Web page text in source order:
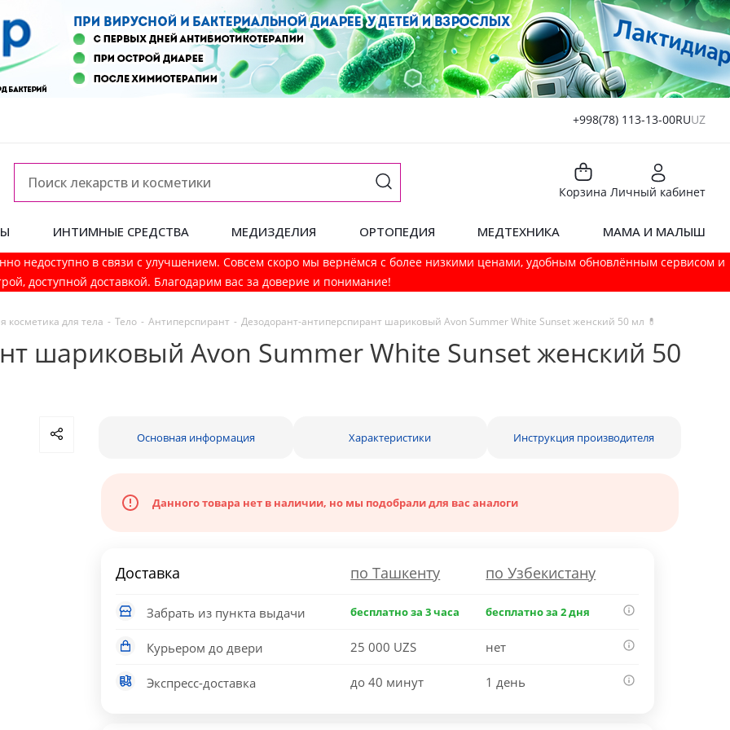
+998(78) 113-13-00RUUZ
Корзина Личный кабинет
ИНТИМНЫЕ СРЕДСТВА МЕДИЗДЕЛИЯ ОРТОПЕДИЯ МЕДТЕХНИКА МАМА И МАЛЫШ
недоступно в связи с улучшением. Совсем скоро мы вернёмся с более низкими ценами, удобным обновлённым сервисом и
доступной доставкой. Благодарим вас за доверие и понимание!
косметика для тела - Тело - Антиперспирант - Дезодорант-антиперспирант шариковый Avon Summer White Sunset женский 50 мл 💊
шариковый Avon Summer White Sunset женский 50
Основная информация Характеристики Инструкция производителя
Данного товара нет в наличии, но мы подобрали для вас аналоги
Доставка по Ташкенту по Узбекистану
Забрать из пункта выдачи бесплатно за 3 часа бесплатно за 2 дня
Курьером до двери 25 000 UZS нет
Экспресс-доставка до 40 минут 1 день